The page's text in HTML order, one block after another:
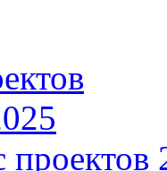
проектов